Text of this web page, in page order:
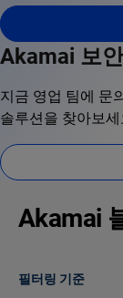
Akamai 보
지금 영업 팀에 문
솔루션을 찾아보세
Akamai
필터링 기준